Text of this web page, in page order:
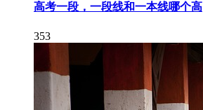
高考一段，一段线和一本线哪个高
353